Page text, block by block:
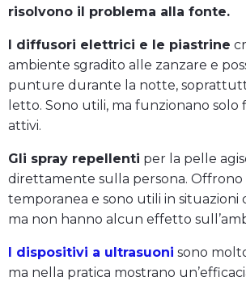
risolvono il problema alla fonte.
I diffusori elettrici e le piastrine
ambiente sgradito alle zanzare e
punture durante la notte,
letto. Sono utili, ma funzionano solo
attivi.
Gli spray repellenti per la pelle
direttamente sulla persona.
temporanea e sono utili in situazioni
ma non hanno alcun effetto
I dispositivi a ultrasuoni sono
ma nella pratica mostrano